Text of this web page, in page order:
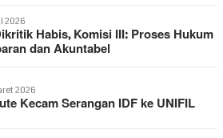
2026
Habis, Komisi III: Proses Hukum
dan Akuntabel
2026
Kecam Serangan IDF ke UNIFIL